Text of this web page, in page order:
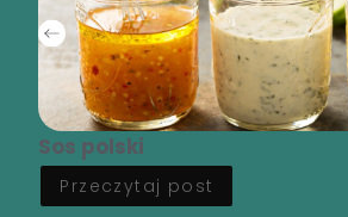
Sos polski
Przeczytaj post